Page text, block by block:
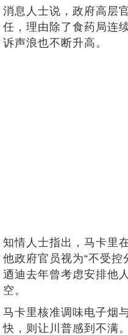
消息人士说，政府高层
任，理由除了食药局连
诉声浪也不断升高。
知情人士指出，马卡里
他政府官员视为“不受
迺迪去年曾考虑安排他
空。
马卡里核准调味电子烟
快，则让川普感到不满。